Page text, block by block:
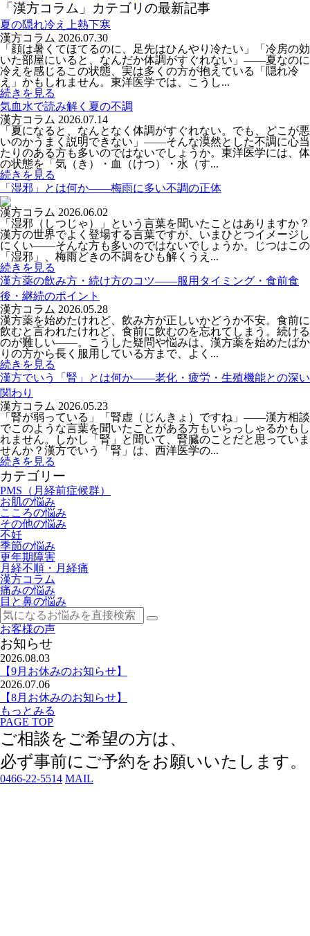
「漢方コラム」カテゴリの最新記事
夏の隠れ冷え上熱下寒
漢方コラム 2026.07.30
「顔は暑くてほてるのに、足先はひんやり冷たい」「冷房の効
いた部屋にいると、なんだか体調がすぐれない」――夏なのに
冷えを感じるこの状態、実は多くの方が抱えている「隠れ冷
え」かもしれません。東洋医学では、こうし...
続きを見る
気血水で読み解く夏の不調
漢方コラム 2026.07.14
「夏になると、なんとなく体調がすぐれない。でも、どこが悪
いのかうまく説明できない」――そんな漠然とした不調に心当
たりのある方も多いのではないでしょうか。東洋医学には、体
の状態を「気（き）・血（けつ）・水（す...
続きを見る
「湿邪」とは何か――梅雨に多い不調の正体
漢方コラム 2026.06.02
「湿邪（しつじゃ）」という言葉を聞いたことはありますか？
漢方の世界でよく登場する言葉ですが、いまひとつイメージし
にくい――そんな方も多いのではないでしょうか。じつはこの
「湿邪」、梅雨どきの不調をひも解くうえ...
続きを見る
漢方薬の飲み方・続け方のコツ――服用タイミング・食前食
後・継続のポイント
漢方コラム 2026.05.28
漢方薬を始めたけれど、飲み方が正しいかどうか不安。食前に
飲むと言われたけれど、食前に飲むのを忘れてしまう。続ける
のが難しい——。こうした疑問や悩みは、漢方薬を始めたばか
りの方から長く服用している方まで、よく...
続きを見る
漢方でいう「腎」とは何か――老化・疲労・生殖機能との深い
関わり
漢方コラム 2026.05.23
「腎が弱っている」「腎虚（じんきょ）ですね」——漢方相談
でこのような言葉を聞いたことがある方もいらっしゃるかもし
れません。しかし「腎」と聞いて、腎臓のことだと思っていま
せんか？漢方でいう「腎」は、西洋医学の...
続きを見る
カテゴリー
PMS（月経前症候群）
お肌の悩み
こころの悩み
その他の悩み
不妊
季節の悩み
更年期障害
月経不順・月経痛
漢方コラム
痛みの悩み
目と鼻の悩み
お客様の声
お知らせ
2026.08.03
【9月お休みのお知らせ】
2026.07.06
【8月お休みのお知らせ】
もっとみる
PAGE TOP
ご相談をご希望の方は、
必ず事前にご予約をお願いいたします。
0466-22-5514 MAIL